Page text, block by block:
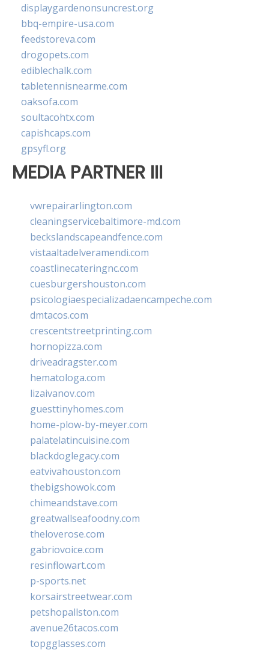
displaygardenonsuncrest.org
bbq-empire-usa.com
feedstoreva.com
drogopets.com
ediblechalk.com
tabletennisnearme.com
oaksofa.com
soultacohtx.com
capishcaps.com
gpsyfl.org
MEDIA PARTNER III
vwrepairarlington.com
cleaningservicebaltimore-md.com
beckslandscapeandfence.com
vistaaltadelveramendi.com
coastlinecateringnc.com
cuesburgershouston.com
psicologiaespecializadaencampeche.com
dmtacos.com
crescentstreetprinting.com
hornopizza.com
driveadragster.com
hematologa.com
lizaivanov.com
guesttinyhomes.com
home-plow-by-meyer.com
palatelatincuisine.com
blackdoglegacy.com
eatvivahouston.com
thebigshowok.com
chimeandstave.com
greatwallseafoodny.com
theloverose.com
gabriovoice.com
resinflowart.com
p-sports.net
korsairstreetwear.com
petshopallston.com
avenue26tacos.com
topgglasses.com